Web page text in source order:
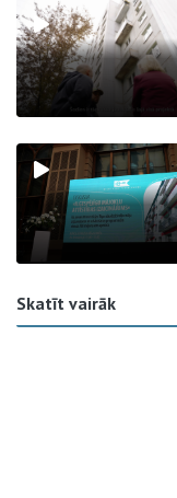
Skatīt vairāk